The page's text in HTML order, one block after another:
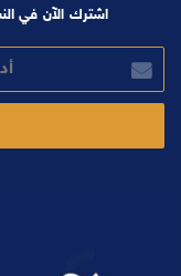
اشترك الآن في
بريدك
الإلكتروني